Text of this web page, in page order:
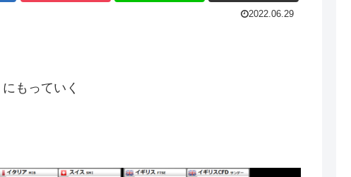
2022.06.29
もっていく